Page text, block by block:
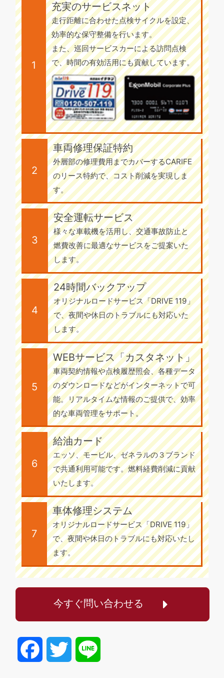
1
充実のサービスネット
走行距離に合わせた点検サイクルを設定、
効率的な保守整備を行います。
また、巡回サービスカーによる訪問点検
で、時間の有効活用にも貢献しています。
2
車両修理保証特約
外層部の修理費用までカバーするCARIFE
のリース特約で、コスト削減を実現しま
す。
3
安全運転サービス
様々な車載機を活用し、交通事故防止と
燃費改善に最適なサービスをご提案いた
します。
4
24時間バックアップ
オリジナルロードサービス「DRIVE 119」
で、夜間や休日のトラブルにも対応いた
します。
5
WEBサービス「カスタネット」
車両契約情報や点検履歴照会、各種データ
のダウンロードなどがインターネットで可
能。リアルタイムな情報のご提供で、効率
的な車両管理をサポート。
6
給油カード
エッソ、モービル、ゼネラルの３ブランド
で共通利用可能です。燃料経費削減に貢献
いたします。
7
車体修理システム
オリジナルロードサービス「DRIVE 119」
で、夜間や休日のトラブルにも対応いたし
ます。
今すぐ問い合わせる
FacebookTwitter